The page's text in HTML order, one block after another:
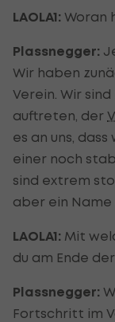
LAOLA1: Woran
Plassnegger:
Wir haben
Verein. Wir
auftreten, der
es an uns,
einer noch
sind extrem
aber ein
LAOLA1: Mit
du am Ende
Plassnegger:
Fortschritt im